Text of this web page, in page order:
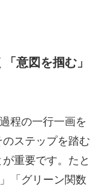
意図を掴む」
程の一行一画を
ステップを踏む
重要です。たと
「グリーン関数